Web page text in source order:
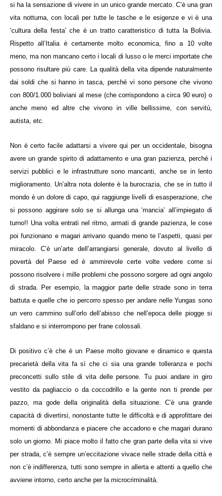
si ha la sensazione di vivere in un unico grande mercato. C’è una gran
vita notturna, con locali per tutte le tasche e le esigenze e vi è una
‘cultura della festa’ che è un tratto caratteristico di tutta la Bolivia.
Rispetto all’Italia è certamente molto economica, fino a 10 volte
meno, ma non mancano certo i locali di lusso o le merci importate che
possono risultare più care. La qualità della vita dipende naturalmente
dai soldi che si hanno in tasca, perché vi sono persone che vivono
con 800/1.000 boliviani al mese (che corrispondono a circa 90 euro) o
anche meno ed altre che vivono in ville bellissime, con servitù,
autista, etc.
Non è certo facile adattarsi a vivere qui per un occidentale, bisogna
avere un grande spirito di adattamento e una gran pazienza, perché i
servizi pubblici e le infrastrutture sono mancanti, anche se in lento
miglioramento. Un’altra nota dolente è la burocrazia, che se in tutto il
mondo è un dolore di capo, qui raggiunge livelli di esasperazione, che
si possono aggirare solo se si allunga una ‘mancia’ all’impiegato di
turno!! Una volta entrati nel ritmo, armati di grande pazienza, le cose
poi funzionano e magari arrivano quando meno te l’aspetti, quasi per
miracolo. C’è un’arte dell’arrangiarsi generale, dovuto al livello di
povertà del Paese ed è ammirevole certe volte vedere come si
possono risolvere i mille problemi che possono sorgere ad ogni angolo
di strada. Per esempio, la maggior parte delle strade sono in terra
battuta e quelle che io percorro spesso per andare nelle Yungas sono
un vero cammino sull’orlo dell’abisso che nell’epoca delle piogge si
sfaldano e si interrompono per frane colossali.
Di positivo c’è che è un Paese molto giovane e dinamico e questa
precarietà della vita fa sì che ci sia una grande tolleranza e pochi
preconcetti sullo stile di vita delle persone. Tu puoi andare in giro
vestito da pagliaccio o da coccodrillo e la gente non ti prende per
pazzo, ma gode della originalità della situazione. C’è una grande
capacità di divertirsi, nonostante tutte le difficoltà e di approfittare dei
momenti di abbondanza e piacere che accadono e che magari durano
solo un giorno. Mi piace molto il fatto che gran parte della vita si vive
per strada, c’è sempre un’eccitazione vivace nelle strade della città e
non c’è indifferenza, tutti sono sempre in allerta e attenti a quello che
avviene intorno, certo anche per la microcriminalità.